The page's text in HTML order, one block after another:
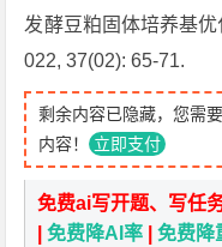
发酵豆粕固体培养基
022, 37(02): 65-71.
剩余内容已隐藏，您需
内容！ 立即支付
免费ai写开题、写任
|免费降AI率 |免费降